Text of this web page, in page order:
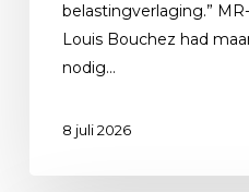
belastingverlaging.”
Louis Bouchez had
nodig…
8 juli 2026